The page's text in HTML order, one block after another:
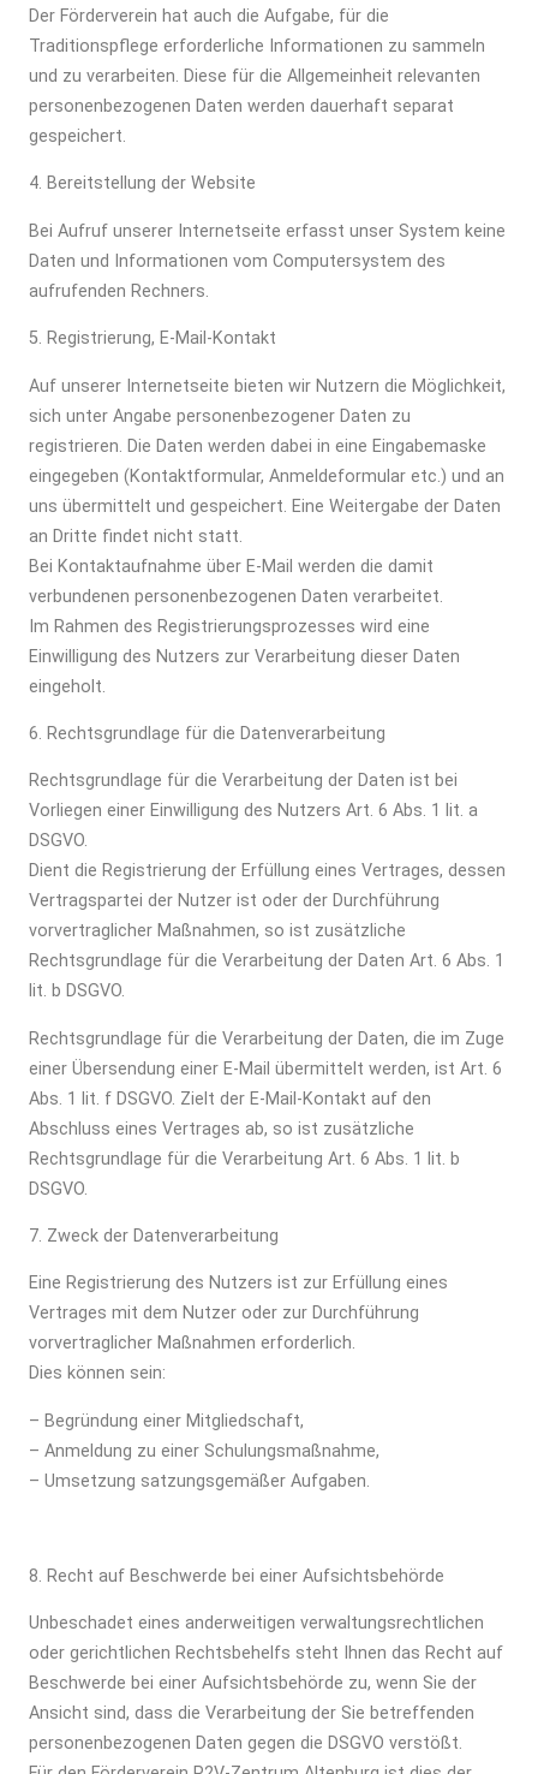
Der Förderverein hat auch die Aufgabe, für die
Traditionspflege erforderliche Informationen zu sammeln
und zu verarbeiten. Diese für die Allgemeinheit relevanten
personenbezogenen Daten werden dauerhaft separat
gespeichert.
4. Bereitstellung der Website
Bei Aufruf unserer Internetseite erfasst unser System keine
Daten und Informationen vom Computersystem des
aufrufenden Rechners.
5. Registrierung, E-Mail-Kontakt
Auf unserer Internetseite bieten wir Nutzern die Möglichkeit,
sich unter Angabe personenbezogener Daten zu
registrieren. Die Daten werden dabei in eine Eingabemaske
eingegeben (Kontaktformular, Anmeldeformular etc.) und an
uns übermittelt und gespeichert. Eine Weitergabe der Daten
an Dritte findet nicht statt.
Bei Kontaktaufnahme über E-Mail werden die damit
verbundenen personenbezogenen Daten verarbeitet.
Im Rahmen des Registrierungsprozesses wird eine
Einwilligung des Nutzers zur Verarbeitung dieser Daten
eingeholt.
6. Rechtsgrundlage für die Datenverarbeitung
Rechtsgrundlage für die Verarbeitung der Daten ist bei
Vorliegen einer Einwilligung des Nutzers Art. 6 Abs. 1 lit. a
DSGVO.
Dient die Registrierung der Erfüllung eines Vertrages, dessen
Vertragspartei der Nutzer ist oder der Durchführung
vorvertraglicher Maßnahmen, so ist zusätzliche
Rechtsgrundlage für die Verarbeitung der Daten Art. 6 Abs. 1
lit. b DSGVO.
Rechtsgrundlage für die Verarbeitung der Daten, die im Zuge
einer Übersendung einer E-Mail übermittelt werden, ist Art. 6
Abs. 1 lit. f DSGVO. Zielt der E-Mail-Kontakt auf den
Abschluss eines Vertrages ab, so ist zusätzliche
Rechtsgrundlage für die Verarbeitung Art. 6 Abs. 1 lit. b
DSGVO.
7. Zweck der Datenverarbeitung
Eine Registrierung des Nutzers ist zur Erfüllung eines
Vertrages mit dem Nutzer oder zur Durchführung
vorvertraglicher Maßnahmen erforderlich.
Dies können sein:
– Begründung einer Mitgliedschaft,
– Anmeldung zu einer Schulungsmaßnahme,
–Umsetzung satzungsgemäßer Aufgaben.
8. Recht auf Beschwerde bei einer Aufsichtsbehörde
Unbeschadet eines anderweitigen verwaltungsrechtlichen
oder gerichtlichen Rechtsbehelfs steht Ihnen das Recht auf
Beschwerde bei einer Aufsichtsbehörde zu, wenn Sie der
Ansicht sind, dass die Verarbeitung der Sie betreffenden
personenbezogenen Daten gegen die DSGVO verstößt.